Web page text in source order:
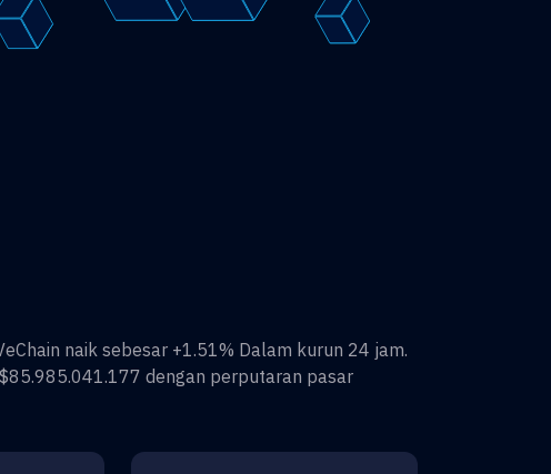
naik sebesar +1.51% Dalam kurun 24 jam.
dengan perputaran pasar